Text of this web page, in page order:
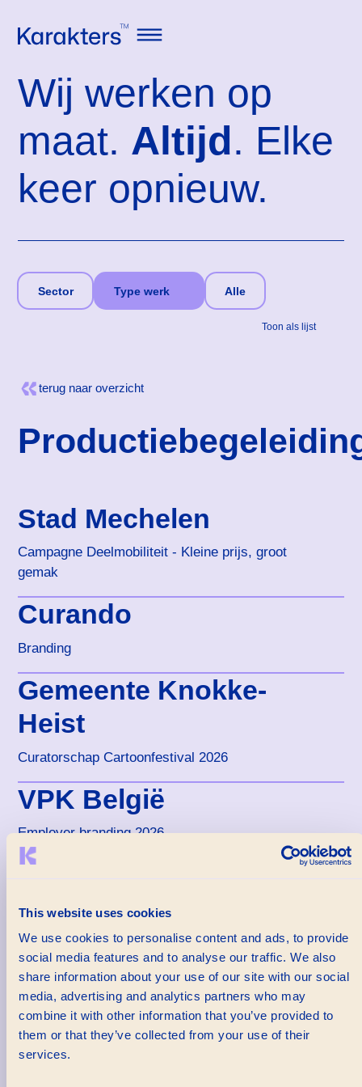
This website uses cookies
We use cookies to personalise content and ads, to provide
social media features and to analyse our traffic. We also
share information about your use of our site with our social
media, advertising and analytics partners who may
combine it with other information that you’ve provided to
them or that they’ve collected from your use of their
services.
Karakters Open navigatie
Wij werken op
maat. Altijd. Elke
keer opnieuw.
Sector Type werk Alle
Toon als lijst
terug naar overzicht
Stad Mechelen
Campagne Deelmobiliteit - Kleine prijs, groot
gemak
Curando
Branding
Gemeente Knokke-
Heist
Curatorschap Cartoonfestival 2026
VPK België
Employer branding 2026
Stad Oostende
Expo - Testerep en het verzonken Oostende
Muinparkwijk
Kunst in de Muinkwijk
Healis
Branding